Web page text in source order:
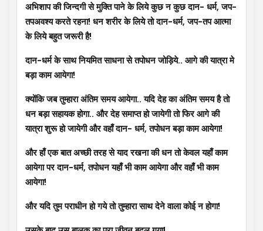
अभिशाप की जिन्दगी से मुक्ति पाने के लिये कुछ न कुछ दान- धर्म, जप-
तपअवश्य करते रहना! धन शरीर के लिये तो दान-धर्म, जप-तप आत्मा
के लिये बहुत जरूरी है!
दान-धर्म के साथ नियमित साधना से तपोधन जोड़िये.. आगे की यात्रा मे
बड़ा काम आयेगा!
क्योंकि जब तुम्हारा अंतिम समय आयेगा.. यदि देह का अंतिम समय है तो
धन बड़ा सहायक होगा.. और देह समाप्त हो जायेगी तो फिर आगे की
यात्रा शुरू हो जायेगी और वहाँ दान- धर्म, तपोधन बड़ा काम आयेगा!
और हाँ एक बात अच्छी तरह से याद रखना की धन तो केवल यहाँ काम
आयेगा पर दान-धर्म, तपोधन यहाँ भी काम आयेगा और वहाँ भी काम
आयेगा!
और यदि तुम पराधीन हो गये तो तुम्हारा साथ देने वाला कोई न होगा!